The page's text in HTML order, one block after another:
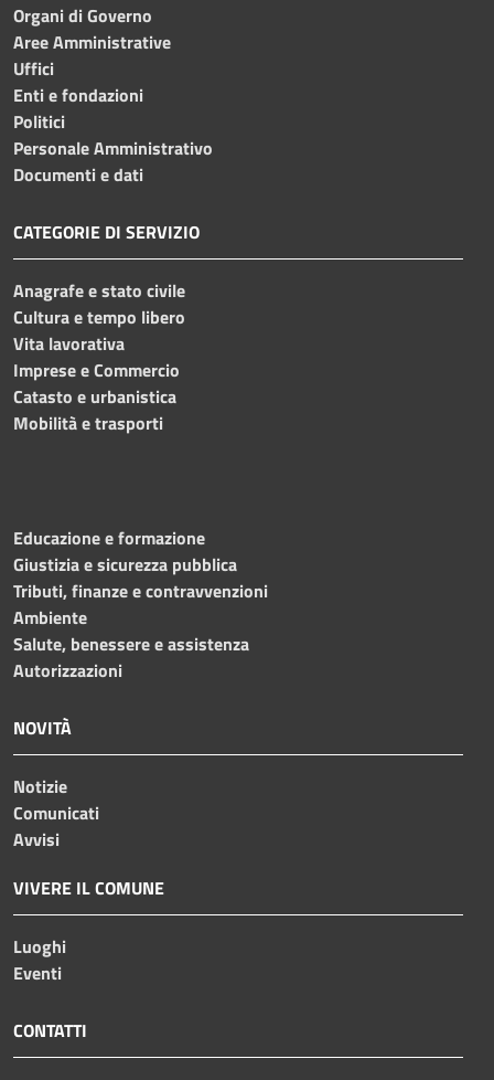
Organi di Governo
Aree Amministrative
Uffici
Enti e fondazioni
Politici
Personale Amministrativo
Documenti e dati
CATEGORIE DI SERVIZIO
Anagrafe e stato civile
Cultura e tempo libero
Vita lavorativa
Imprese e Commercio
Catasto e urbanistica
Mobilità e trasporti
Educazione e formazione
Giustizia e sicurezza pubblica
Tributi, finanze e contravvenzioni
Ambiente
Salute, benessere e assistenza
Autorizzazioni
NOVITÀ
Notizie
Comunicati
Avvisi
VIVERE IL COMUNE
Luoghi
Eventi
CONTATTI